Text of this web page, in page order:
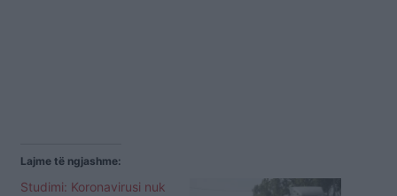
Lajme të ngjashme:
Studimi: Koronavirusi nuk